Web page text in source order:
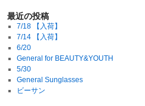
最近の投稿
7/18 【入荷】
7/14 【入荷】
6/20
General for BEAUTY&YOUTH
5/30
General Sunglasses
ビーサン